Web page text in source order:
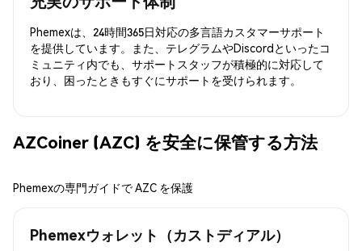
Phemexは、24時間365日対応の多言語カスタマーサポート
を提供しています。また、テレグラムやDiscordといったコ
ミュニティ内でも、サポートスタッフが積極的に対応して
おり、困ったときもすぐにサポートを受けられます。
AZCoiner (AZC) を安全に保管する方法
Phemexの専門ガイドで AZC を保護
Phemexウォレット（カストディアル）